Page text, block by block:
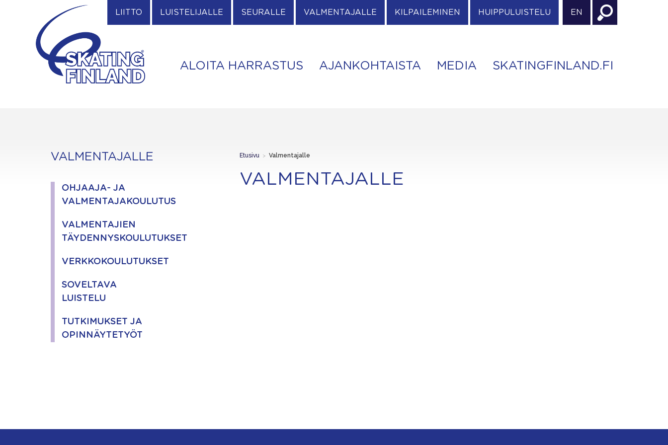
LIITTO LUISTELIJALLE SEURALLE VALMENTAJALLE KILPAILEMINEN HUIPPULUISTELU EN
ALOITA HARRASTUS AJANKOHTAISTA MEDIA SKATINGFINLAND.FI
VALMENTAJALLE
OHJAAJA- JA
VALMENTAJAKOULUTUS
VALMENTAJIEN
TÄYDENNYSKOULUTUKSET
VERKKOKOULUTUKSET
SOVELTAVA
LUISTELU
TUTKIMUKSET JA
OPINNÄYTETYÖT
Etusivu > Valmentajalle
VALMENTAJALLE